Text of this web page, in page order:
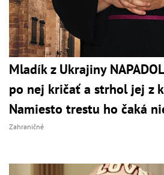
Mladík z Ukrajiny
po nej kričať a strhol jej z
Namiesto trestu ho čaká
Zahraničné